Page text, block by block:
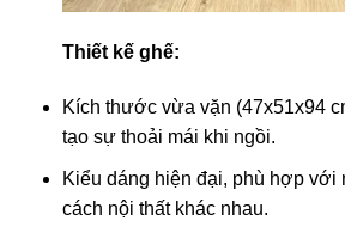
Thiết kế ghế:
Kích thước vừa vặn (47x51x94
tạo sự thoải mái khi ngồi.
Kiểu dáng hiện đại, phù hợp với
cách nội thất khác nhau.